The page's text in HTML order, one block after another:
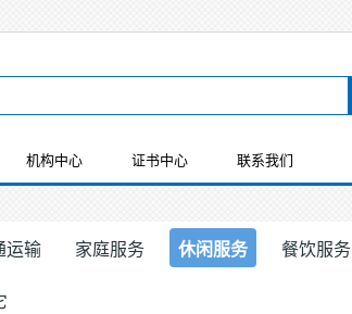
机构中心 证书中心 联系我们
运输 家庭服务 休闲服务 餐饮服务